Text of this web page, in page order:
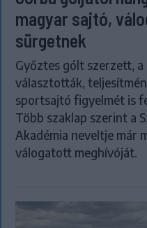
magyar sajtó,
sürgetnek
Győztes gólt szerzett,
választották,
sportsajtó figyelmét is
Több szaklap szerint a
Akadémia neveltje már
válogatott meghívóját.